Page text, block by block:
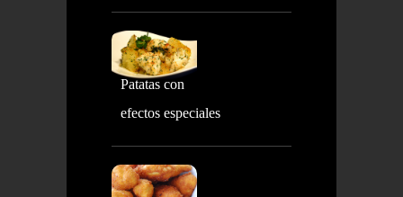
Patatas con
efectos especiales